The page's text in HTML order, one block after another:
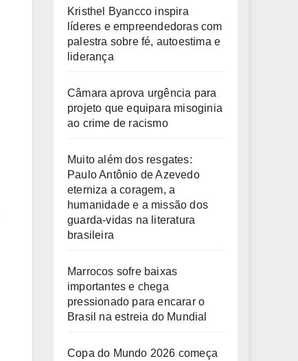
Kristhel Byancco inspira
líderes e empreendedoras com
palestra sobre fé, autoestima e
liderança
Câmara aprova urgência para
projeto que equipara misoginia
ao crime de racismo
Muito além dos resgates:
Paulo Antônio de Azevedo
eterniza a coragem, a
humanidade e a missão dos
guarda-vidas na literatura
brasileira
Marrocos sofre baixas
importantes e chega
pressionado para encarar o
Brasil na estreia do Mundial
Copa do Mundo 2026 começa